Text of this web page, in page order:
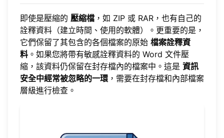
即使是壓縮的 壓縮檔 ，如 ZIP 或 RAR，也有自己的
詮釋資料（建立時間、使用的軟體）。更重要的是，
它們保留了其包含的各個檔案的原始 檔案詮釋資
料 。如果您將帶有敏感詮釋資料的 Word 文件壓
縮，該資料仍保留在封存檔內的檔案中。這是 資訊
安全中經常被忽略的一環 ，需要在封存檔和內部檔案
層級進行檢查。